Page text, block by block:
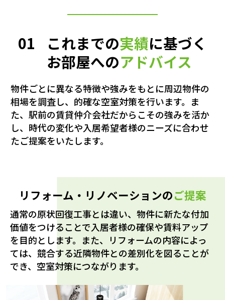
01 これまでの実績に基づく
お部屋へのアドバイス
物件ごとに異なる特徴や強みをもとに周辺物件の
相場を調査し、的確な空室対策を行います。ま
た、駅前の賃貸仲介会社だからこその強みを活か
し、時代の変化や入居希望者様のニーズに合わせ
たご提案をいたします。
リフォーム・リノベーションのご提案
通常の原状回復工事とは違い、物件に新たな付加
価値をつけることで入居者様の確保や賃料アップ
を目的とします。また、リフォームの内容によっ
ては、競合する近隣物件との差別化を図ることが
でき、空室対策につながります。